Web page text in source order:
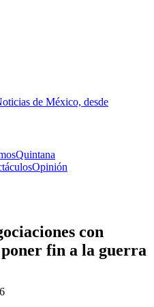
de México, desde
Quintana
Opinión
con
fin a la guerra